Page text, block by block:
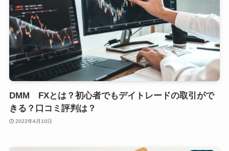
DMM FXとは？初心者でもデイトレードの取引がで
きる？口コミ評判は？
2022年4月10日